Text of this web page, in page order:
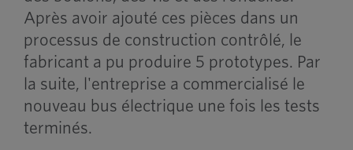
Après avoir ajouté ces pièces dans un
processus de construction contrôlé, le
fabricant a pu produire 5 prototypes. Par
la suite, l'entreprise a commercialisé le
nouveau bus électrique une fois les tests
terminés.